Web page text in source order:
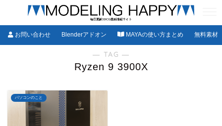
お問い合わせ Blenderアドオン MAYAの使い方まとめ 無料素材
― TAG ―
Ryzen 9 3900X
パソコンのこと